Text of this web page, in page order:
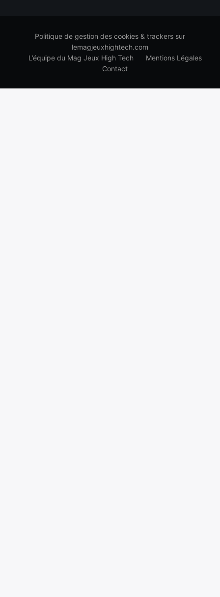
Politique de gestion des cookies & trackers sur
lemagjeuxhightech.com
L’équipe du Mag Jeux High Tech
Mentions Légales
Contact